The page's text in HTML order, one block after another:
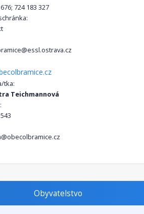
724 183 327
tka:
Teichmannová
Obyvatelstvo